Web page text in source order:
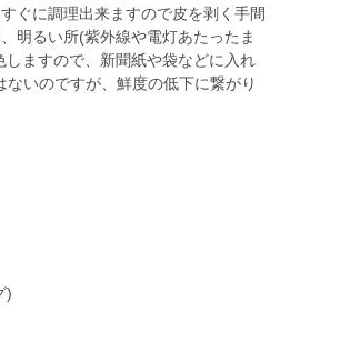
ぐに調理出来ますので皮を剥く手間
明るい所(紫外線や電灯あたったま
ますので、新聞紙や袋などに入れ
いのですが、鮮度の低下に繋がり
)